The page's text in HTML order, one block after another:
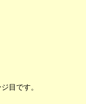
目です。